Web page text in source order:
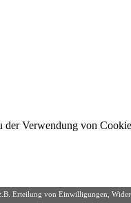
der Verwendung von
Erteilung von Einwilligungen,